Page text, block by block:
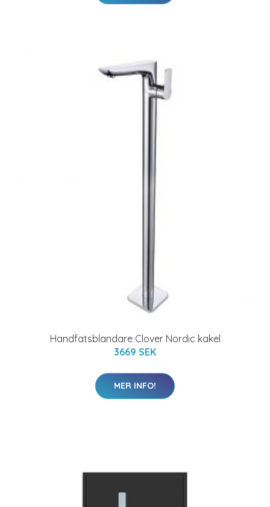
Handfatsblandare Clover Nordic kakel
3669 SEK
MER INFO!